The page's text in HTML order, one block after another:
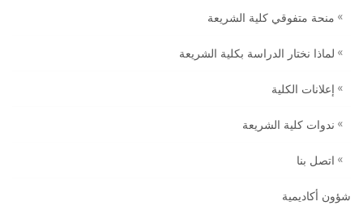
منحة متفوقي كلية الشريعة
لماذا نختار الدراسة بكلية الشريعة
إعلانات الكلية
ندوات كلية الشريعة
اتصل بنا
شؤون أكاديمية